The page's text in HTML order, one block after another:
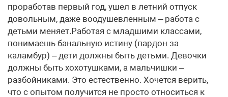
проработав первый год, ушел в летний отпуск
довольным, даже воодушевленным – работа с
детьми меняет.Работая с младшими классами,
понимаешь банальную истину (пардон за
каламбур) – дети должны быть детьми. Девочки
должны быть хохотушками, а мальчишки –
разбойниками. Это естественно. Хочется верить,
что с опытом получится не просто относиться к